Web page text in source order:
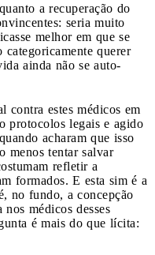
a recuperação do
seria muito
melhor em que se
categoricamente querer
ainda não se auto-
contra estes médicos em
protocolos legais e agido
acharam que isso
menos tentar salvar
refletir a
formados. E esta sim é a
no fundo, a concepção
médicos desses
é mais do que lícita: